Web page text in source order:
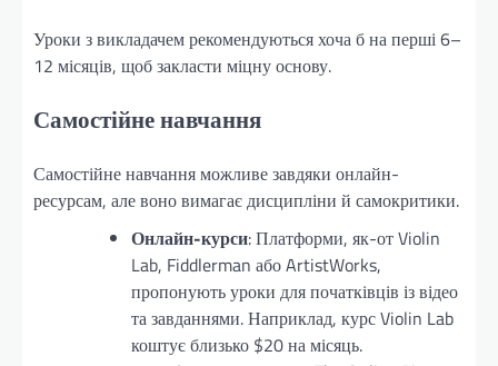
Уроки з викладачем рекомендуються хоча б на перші 6–
12 місяців, щоб закласти міцну основу.
Самостійне навчання
Самостійне навчання можливе завдяки онлайн-
ресурсам, але воно вимагає дисципліни й самокритики.
Онлайн-курси: Платформи, як-от Violin
Lab, Fiddlerman або ArtistWorks,
пропонують уроки для початківців із відео
та завданнями. Наприклад, курс Violin Lab
коштує близько $20 на місяць.